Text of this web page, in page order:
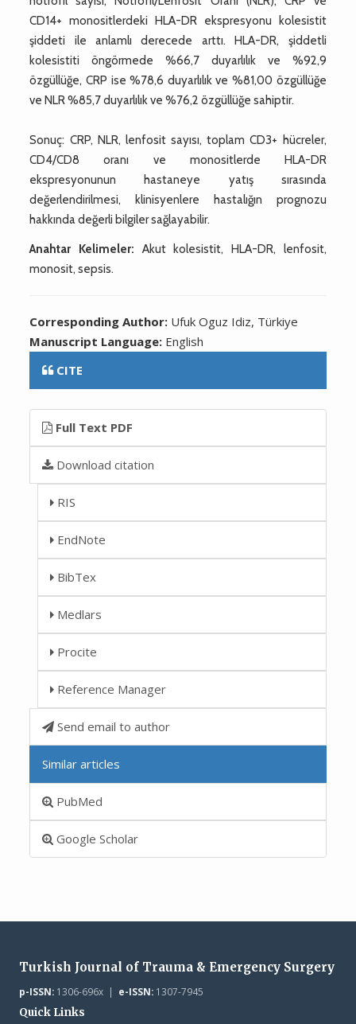
CD14+ monositlerdeki HLA-DR ekspresyonu kolesistit
şiddeti ile anlamlı derecede arttı. HLA-DR, şiddetli
kolesistiti öngörmede %66,7 duyarlılık ve %92,9
özgüllüğe, CRP ise %78,6 duyarlılık ve %81,00 özgüllüğe
ve NLR %85,7 duyarlılık ve %76,2 özgüllüğe sahiptir.
Sonuç: CRP, NLR, lenfosit sayısı, toplam CD3+ hücreler,
CD4/CD8 oranı ve monositlerde HLA-DR
ekspresyonunun hastaneye yatış sırasında
değerlendirilmesi, klinisyenlere hastalığın prognozu
hakkında değerli bilgiler sağlayabilir.
Anahtar Kelimeler: Akut kolesistit, HLA-DR, lenfosit,
monosit, sepsis.
Corresponding Author: Ufuk Oguz Idiz, Türkiye
Manuscript Language: English
CITE
Full Text PDF
Download citation
RIS
EndNote
BibTex
Medlars
Procite
Reference Manager
Send email to author
Similar articles
PubMed
Google Scholar
Turkish Journal of Trauma & Emergency Surgery
p-ISSN:1306-696x | e-ISSN:1307-7945
Quick Links